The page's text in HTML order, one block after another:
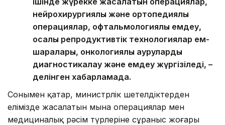
нейрохирургиялық және ортопедиялық
операциялар, офтальмологиялық емдеу,
қосалқы репродуктивтік технологиялар ем-
шаралары, онкологиялық ауруларды
диагностикалау және емдеу жүргізіледі, –
делінген хабарламада.
Сонымен қатар, министрлік шетелдіктерден
елімізде жасалатын мына операциялар мен
медициналық рәсім түрлеріне сұраныс жоғары